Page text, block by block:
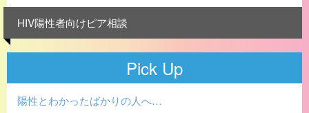
HIV陽性者向けピア相談
Pick Up
陽性とわかったばかりの人へ…